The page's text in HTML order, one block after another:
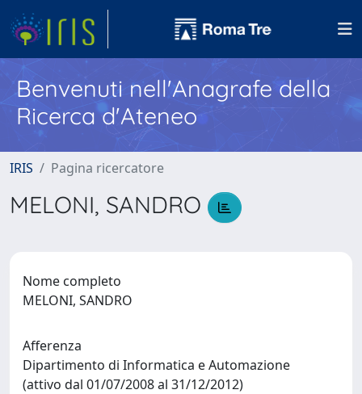
Benvenuti nell'Anagrafe della
Ricerca d'Ateneo
IRIS Pagina ricercatore
MELONI, SANDRO
Nome completo
MELONI, SANDRO
Afferenza
Dipartimento di Informatica e Automazione
(attivo dal 01/07/2008 al 31/12/2012)